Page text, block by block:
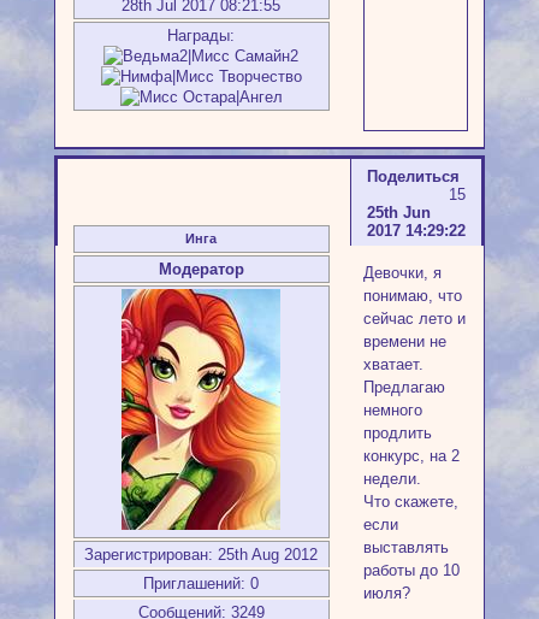
28th Jul 2017 08:21:55
Награды:
Поделиться
15
25th Jun
2017 14:29:22
Инга
Модератор
Зарегистрирован: 25th Aug 2012
Приглашений: 0
Сообщений: 3249
Девочки, я
понимаю, что
сейчас лето и
времени не
хватает.
Предлагаю
немного
продлить
конкурс, на 2
недели.
Что скажете,
если
выставлять
работы до 10
июля?